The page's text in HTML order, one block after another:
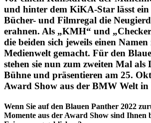
und hinter dem KiKA-Star lässt ein
Bücher- und Filmregal die
erahnen. Als „KMH“ und
die beiden sich jeweils einen
Medienwelt gemacht. Für den
stehen sie nun zum zweiten Mal als
Bühne und präsentieren am 25.
Award Show aus der BMW Welt in
Wenn Sie auf den Blauen Panther 2022
Momente aus der Award Show sind Ihnen